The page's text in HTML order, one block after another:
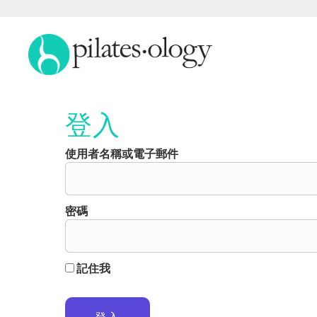
登入
使用者名稱或電子郵件
密碼
記住我